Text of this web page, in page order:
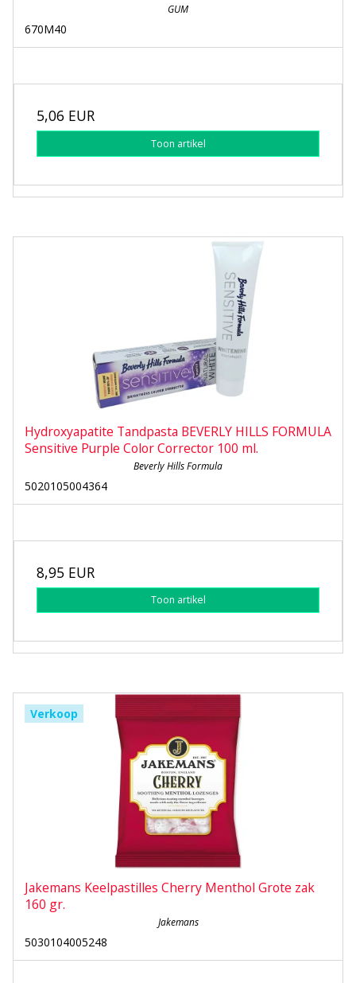
GUM
670M40
5,06 EUR
Toon artikel
Hydroxyapatite Tandpasta BEVERLY HILLS FORMULA
Sensitive Purple Color Corrector 100 ml.
Beverly Hills Formula
5020105004364
8,95 EUR
Toon artikel
Verkoop
Jakemans Keelpastilles Cherry Menthol Grote zak
160 gr.
Jakemans
5030104005248